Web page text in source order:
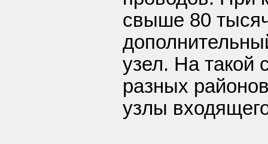
свыше 80
узел. На такой
разных
узлы